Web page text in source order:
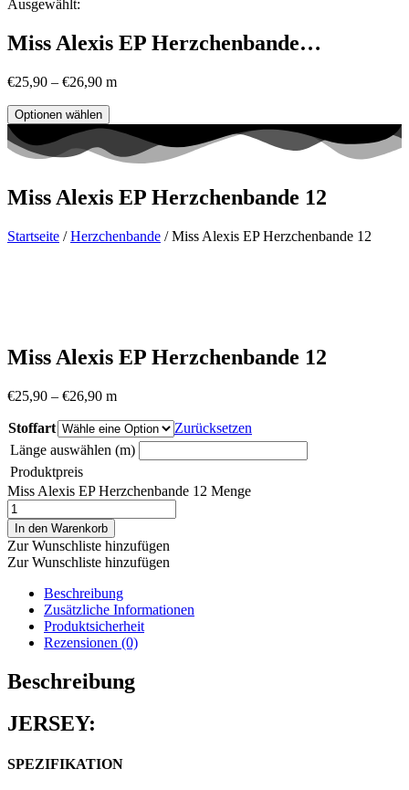
Ausgewählt:
Miss Alexis EP Herzchenbande…
€25,90 – €26,90 m
Optionen wählen
Miss Alexis EP Herzchenbande 12
Startseite /Herzchenbande / Miss Alexis EP Herzchenbande 12
Miss Alexis EP Herzchenbande 12
€25,90 – €26,90 m
Stoffart
Zurücksetzen
Länge auswählen (m)
Produktpreis
Miss Alexis EP Herzchenbande 12 Menge
In den Warenkorb
Zur Wunschliste hinzufügen
Zur Wunschliste hinzufügen
Beschreibung
Zusätzliche Informationen
Produktsicherheit
Rezensionen (0)
Beschreibung
JERSEY:
SPEZIFIKATION